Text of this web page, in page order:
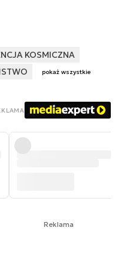
KOSMICZNA
pokaż wszystkie
Reklama